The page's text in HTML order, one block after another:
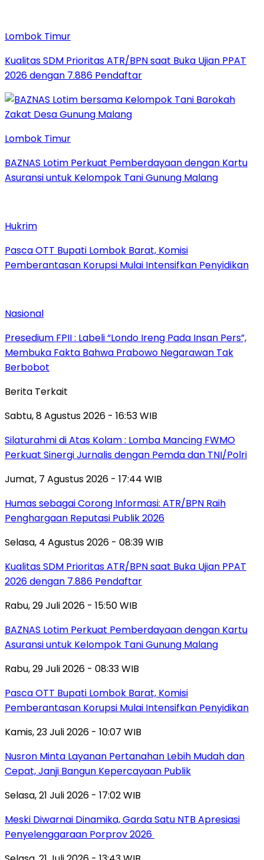
Lombok Timur
Kualitas SDM Prioritas ATR/BPN saat Buka Ujian PPAT
2026 dengan 7.886 Pendaftar
Lombok Timur
BAZNAS Lotim Perkuat Pemberdayaan dengan Kartu
Asuransi untuk Kelompok Tani Gunung Malang
Hukrim
Pasca OTT Bupati Lombok Barat, Komisi
Pemberantasan Korupsi Mulai Intensifkan Penyidikan
Nasional
Presedium FPII : Labeli “Londo Ireng Pada Insan Pers”,
Membuka Fakta Bahwa Prabowo Negarawan Tak
Berbobot
Berita Terkait
Sabtu, 8 Agustus 2026 - 16:53 WIB
Silaturahmi di Atas Kolam : Lomba Mancing FWMO
Perkuat Sinergi Jurnalis dengan Pemda dan TNI/Polri
Jumat, 7 Agustus 2026 - 17:44 WIB
Humas sebagai Corong Informasi: ATR/BPN Raih
Penghargaan Reputasi Publik 2026
Selasa, 4 Agustus 2026 - 08:39 WIB
Kualitas SDM Prioritas ATR/BPN saat Buka Ujian PPAT
2026 dengan 7.886 Pendaftar
Rabu, 29 Juli 2026 - 15:50 WIB
BAZNAS Lotim Perkuat Pemberdayaan dengan Kartu
Asuransi untuk Kelompok Tani Gunung Malang
Rabu, 29 Juli 2026 - 08:33 WIB
Pasca OTT Bupati Lombok Barat, Komisi
Pemberantasan Korupsi Mulai Intensifkan Penyidikan
Kamis, 23 Juli 2026 - 10:07 WIB
Nusron Minta Layanan Pertanahan Lebih Mudah dan
Cepat, Janji Bangun Kepercayaan Publik
Selasa, 21 Juli 2026 - 17:02 WIB
Meski Diwarnai Dinamika, Garda Satu NTB Apresiasi
Penyelenggaraan Porprov 2026 ‎